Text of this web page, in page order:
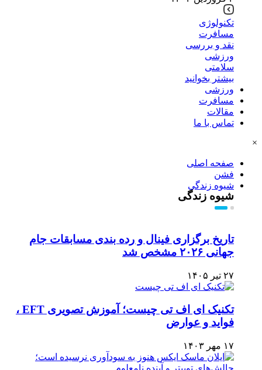
تکنولوژی
مسافرت
نقد و بررسی
ورزشی
سلامتی
بیشتر بخوانید
ورزشی
مسافرت
مقالات
تماس با ما
×
صفحه اصلی
فشن
شیوه زندگی
شیوه زندگی
تاریخ برگزاری فینال و رده‌ بندی مسابقات جام
جهانی ۲۰۲۶ مشخص شد
۲۷ تیر ۱۴۰۵
تکنیک ای اف تی چیست؛ آموزش تصویری EFT ،
فواید و عوارض
۱۷ مهر ۱۴۰۳